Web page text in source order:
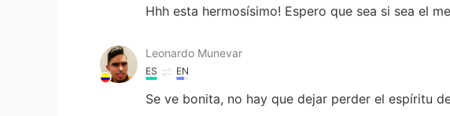
Hhh esta hermosísimo! Espero que sea si sea el
Leonardo Munevar
ES EN
Se ve bonita, no hay que dejar perder el espíritu